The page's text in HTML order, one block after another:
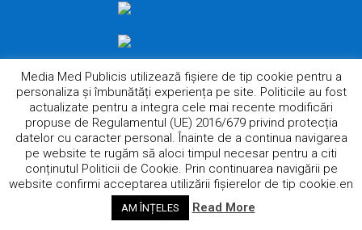
Media Med Publicis utilizează fişiere de tip cookie pentru a
personaliza și îmbunătăți experiența pe site. Politicile au fost
actualizate pentru a integra cele mai recente modificări
propuse de Regulamentul (UE) 2016/679 privind protecția
datelor cu caracter personal. Înainte de a continua navigarea
pe website te rugăm să aloci timpul necesar pentru a citi
conținutul Politicii de Cookie. Prin continuarea navigării pe
website confirmi acceptarea utilizării fişierelor de tip cookie.en
AM ÎNȚELES Read More
English(Engleză) Română